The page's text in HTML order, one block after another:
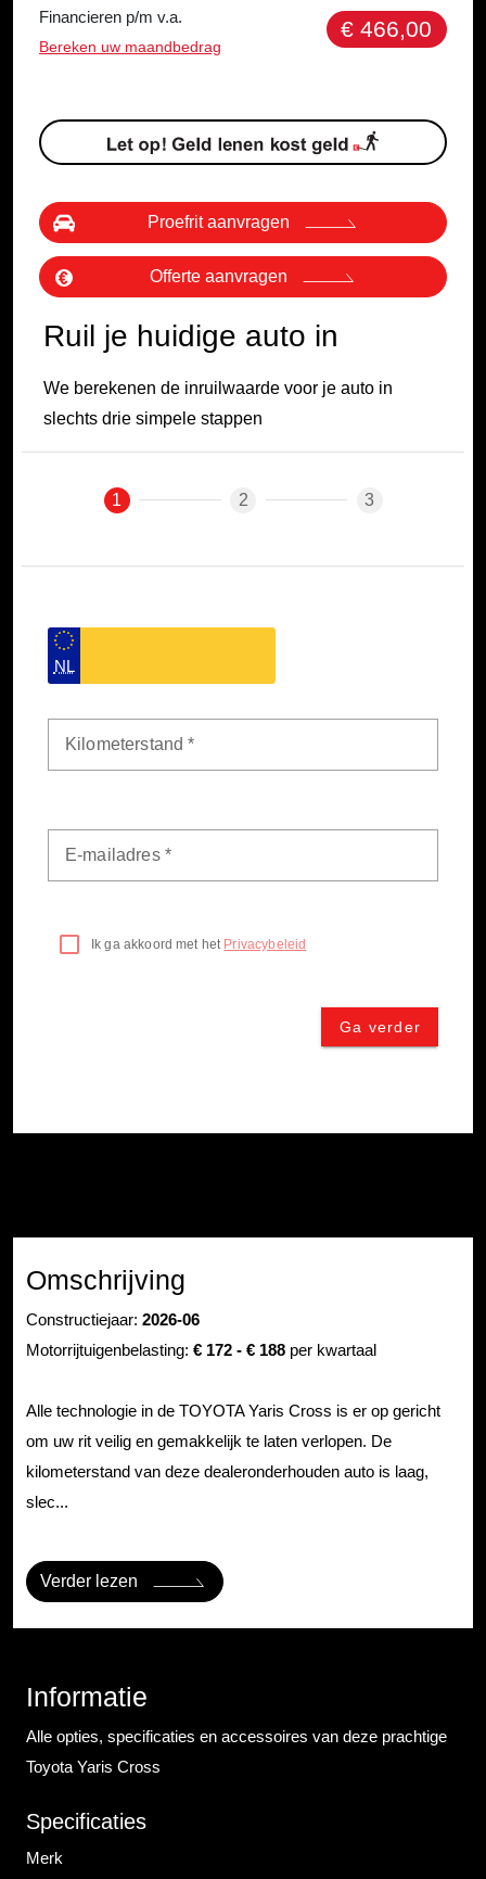
Financieren p/m v.a. € 466,00
Bereken uw maandbedrag
Proefrit aanvragen
Offerte aanvragen
Omschrijving
Constructiejaar: 2026-06
Motorrijtuigenbelasting: € 172 - € 188 per kwartaal
Alle technologie in de TOYOTA Yaris Cross is er op gericht
om uw rit veilig en gemakkelijk te laten verlopen. De
kilometerstand van deze dealeronderhouden auto is laag,
slec...
Verder lezen
Informatie
Alle opties, specificaties en accessoires van deze prachtige
Toyota Yaris Cross
Specificaties
Merk